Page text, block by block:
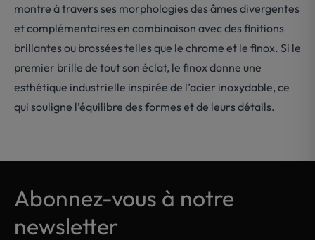
montre à travers ses morphologies des âmes divergentes
et complémentaires en combinaison avec des finitions
brillantes ou brossées telles que le chrome et le finox. Si le
premier brille de tout son éclat, le finox donne une
esthétique industrielle inspirée de l’acier inoxydable, ce
qui souligne l’équilibre des formes et de leurs détails.
Abonnez-vous à notre
newsletter